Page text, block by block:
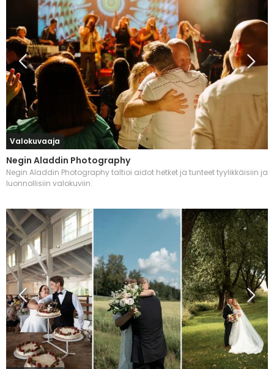
Valokuvaaja
Negin Aladdin Photography
Negin Aladdin Photography taltioi aidot hetket ja tunteet tyylikkäisiin ja
luonnollisiin valokuviin.